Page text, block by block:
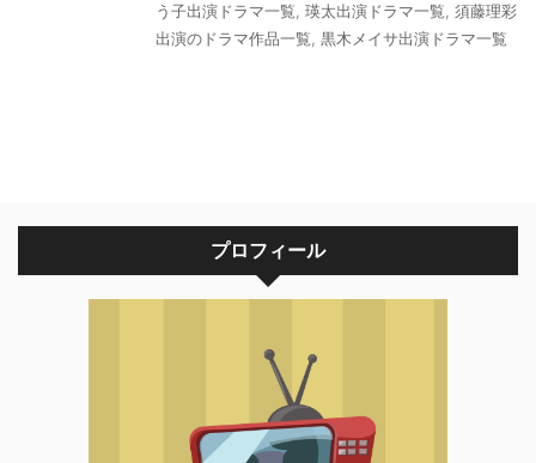
う子出演ドラマ一覧 瑛太出演ドラマ一覧 須藤理彩
出演のドラマ作品一覧 黒木メイサ出演ドラマ一覧
プロフィール